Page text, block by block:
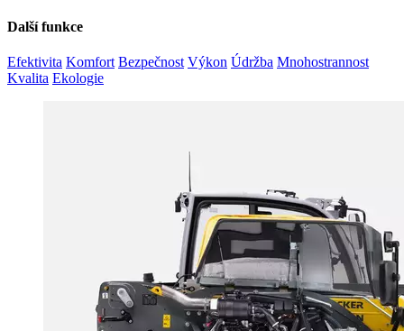
Další funkce
Efektivita Komfort Bezpečnost Výkon Údržba Mnohostrannost
Kvalita Ekologie